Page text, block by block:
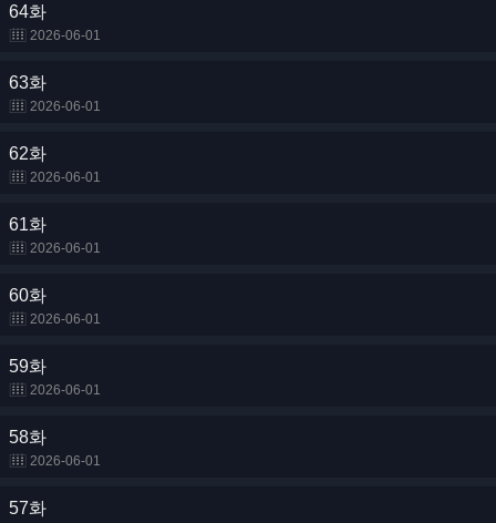
64화
2026-06-01
63화
2026-06-01
62화
2026-06-01
61화
2026-06-01
60화
2026-06-01
59화
2026-06-01
58화
2026-06-01
57화